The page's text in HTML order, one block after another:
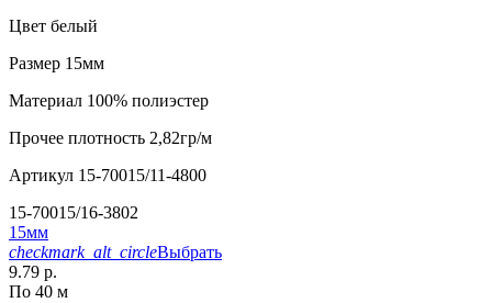
Цвет белый
Размер 15мм
Материал 100% полиэстер
Прочее плотность 2,82гр/м
Артикул 15-70015/11-4800
15-70015/16-3802
15мм
checkmark_alt_circleВыбрать
9.79 р.
По 40 м